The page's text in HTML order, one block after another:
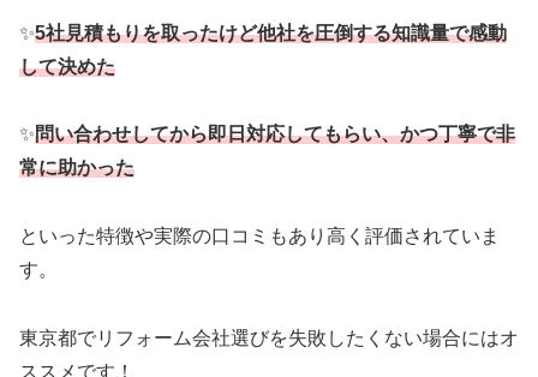
✨5社見積もりを取ったけど他社を圧倒する知識量で感動
して決めた
✨問い合わせしてから即日対応してもらい、かつ丁寧で非
常に助かった
といった特徴や実際の口コミもあり高く評価されていま
す。
東京都でリフォーム会社選びを失敗したくない場合にはオ
ススメです！